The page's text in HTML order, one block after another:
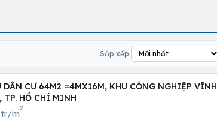
Sắp xếp:
CƯ 64M2 =4MX16M, KHU CÔNG NGHIỆP VĨNH
TP. HỒ CHÍ MINH
tr/m
2